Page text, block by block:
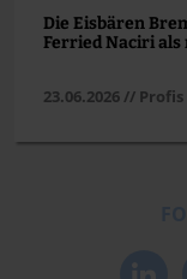
Die Eisbären
Ferried Naciri als
23.06.2026 // Profis